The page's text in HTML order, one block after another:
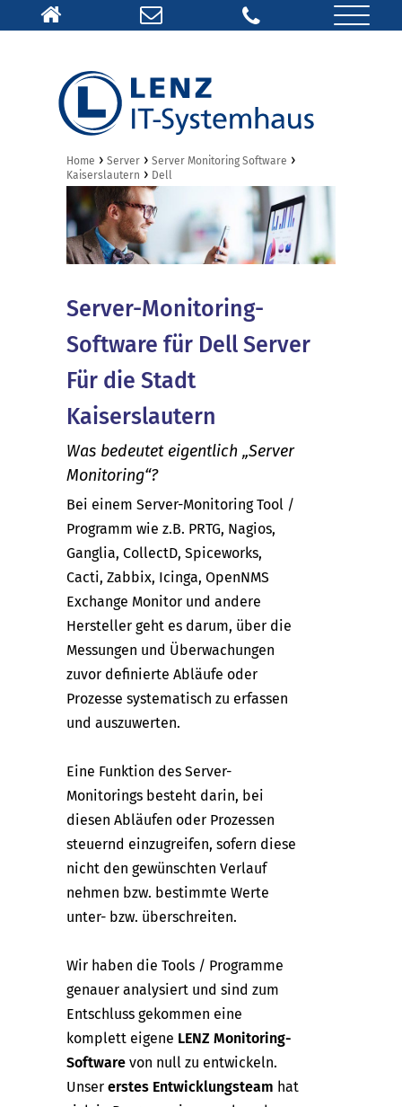
Home › Server › Server Monitoring Software ›
Kaiserslautern › Dell
Server-Monitoring-
Software für Dell Server
Für die Stadt
Kaiserslautern
Was bedeutet eigentlich „Server
Monitoring“?
Bei einem Server-Monitoring Tool /
Programm wie z.B. PRTG, Nagios,
Ganglia, CollectD, Spiceworks,
Cacti, Zabbix, Icinga, OpenNMS
Exchange Monitor und andere
Hersteller geht es darum, über die
Messungen und Überwachungen
zuvor definierte Abläufe oder
Prozesse systematisch zu erfassen
und auszuwerten.
Eine Funktion des Server-
Monitorings besteht darin, bei
diesen Abläufen oder Prozessen
steuernd einzugreifen, sofern diese
nicht den gewünschten Verlauf
nehmen bzw. bestimmte Werte
unter- bzw. überschreiten.
Wir haben die Tools / Programme
genauer analysiert und sind zum
Entschluss gekommen eine
komplett eigene LENZ Monitoring-
Software von null zu entwickeln.
Unser erstes Entwicklungsteam hat